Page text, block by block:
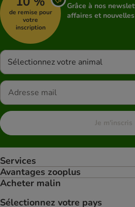
de remise pour
votre
inscription
Grâce à nos
affaires et
Sélectionnez votre animal
Je m'inscris
Services
Avantages zooplus
Acheter malin
Sélectionnez votre pays